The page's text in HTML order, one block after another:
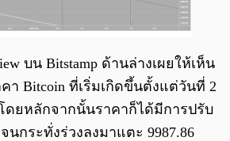
บน Bitstamp ด้านล่างเผยให้เห็น
า Bitcoin ที่เริ่มเกิดขึ้นตั้งแต่วันที่ 2
ดยหลักจากนั้นราคาก็ได้มีการปรับ
นกระทั่งร่วงลงมาแตะ 9987.86